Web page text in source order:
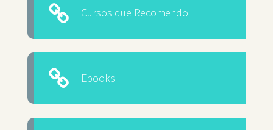
Cursos que Recomendo
Ebooks